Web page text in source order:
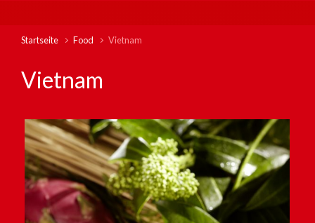
Startseite Food Vietnam
Vietnam